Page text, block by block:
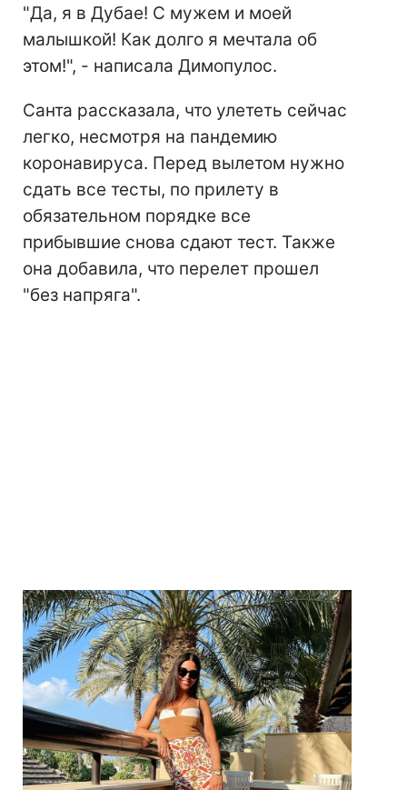
"Да, я в Дубае! С мужем и моей
малышкой! Как долго я мечтала об
этом!", - написала Димопулос.
Санта рассказала, что улететь сейчас
легко, несмотря на пандемию
коронавируса. Перед вылетом нужно
сдать все тесты, по прилету в
обязательном порядке все
прибывшие снова сдают тест. Также
она добавила, что перелет прошел
"без напряга".